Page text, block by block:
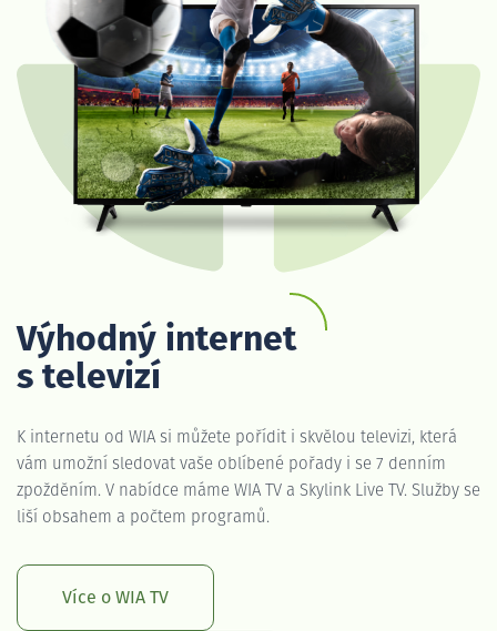
Výhodný internet
s televizí
K internetu od WIA si můžete pořídit i skvělou televizi, která
vám umožní sledovat vaše oblíbené pořady i se 7 denním
zpožděním. V nabídce máme WIA TV a Skylink Live TV. Služby se
liší obsahem a počtem programů.
Více o WIA TV